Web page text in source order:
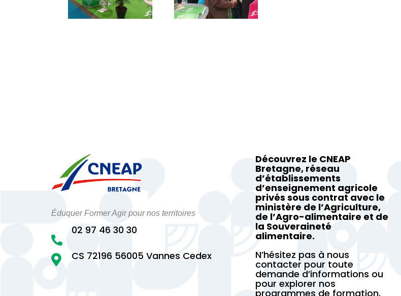
Éduquer Former Agir pour nos territoires

 CS 72196 56005 Vannes Cedex
02 97 46 30 30
Découvrez le CNEAP
Bretagne, réseau
d’établissements
d’enseignement agricole
privés sous contrat avec le
ministère de l’Agriculture,
de l’Agro-alimentaire et de
la Souveraineté
alimentaire.
N’hésitez pas à nous
contacter pour toute
demande d’informations ou
pour explorer nos
programmes de formation.